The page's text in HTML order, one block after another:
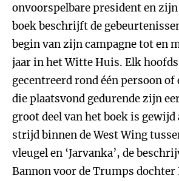
onvoorspelbare president en
boek beschrijft de
begin van zijn campagne tot en
jaar in het Witte Huis. Elk
gecentreerd rond één persoon of
die plaatsvond gedurende zijn
groot deel van het boek is gewijd
strijd binnen de West Wing
vleugel en ‘Jarvanka’, de
Bannon voor de Trumps dochter